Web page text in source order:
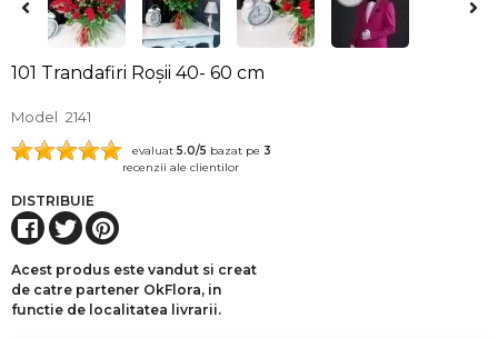
101 Trandafiri Roșii 40- 60 cm
Model 2141
evaluat 5.0/5 bazat pe 3
recenzii ale clientilor
DISTRIBUIE
Acest produs este vandut si creat
de catre partener OkFlora, in
functie de localitatea livrarii.